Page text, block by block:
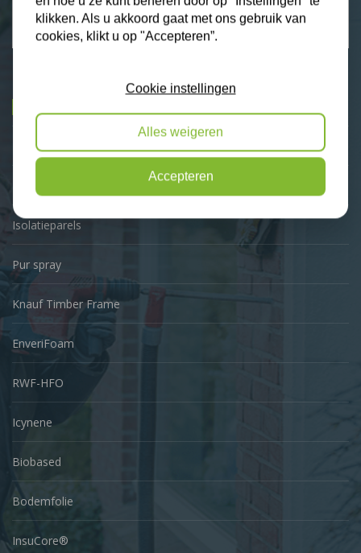
9,3
Pur gesloten cellig
Isolatieparels
Pur spray
Knauf Timber Frame
EnveriFoam
RWF-HFO
Icynene
Biobased
Bodemfolie
InsuCore®
klikken. Als u akkoord gaat met ons gebruik van
cookies, klikt u op "Accepteren”.
Cookie instellingen
Alles weigeren
Accepteren